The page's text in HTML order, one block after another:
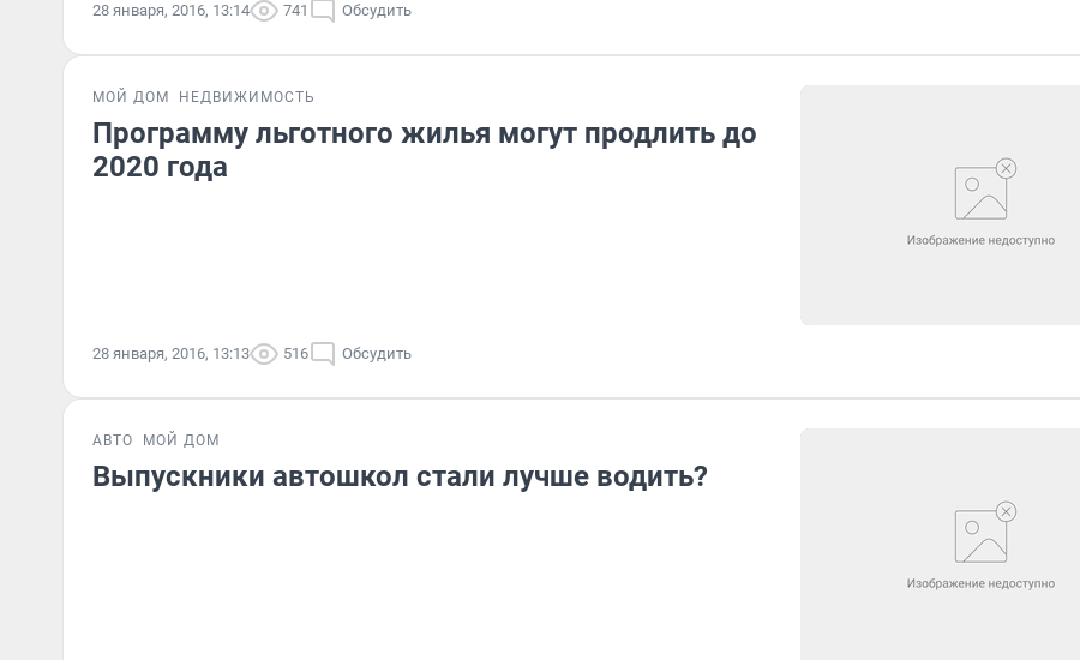
28 января, 2016, 13:14 741 Обсудить
МОЙ ДОМ НЕДВИЖИМОСТЬ
Программу льготного жилья могут продлить до
2020 года
28 января, 2016, 13:13 516 Обсудить
АВТО МОЙ ДОМ
Выпускники автошкол стали лучше водить?